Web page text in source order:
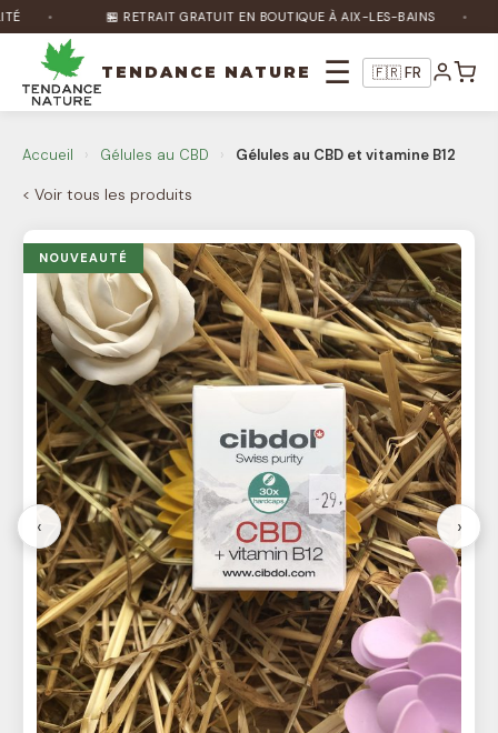
🏪 RETRAIT GRATUIT EN BOUTIQUE À AIX-LES-BAINS
TENDANCE NATURE ☰ 🇫🇷 FR
Accueil › Gélules au CBD › Gélules au CBD et vitamine B12
< Voir tous les produits
NOUVEAUTÉ
‹ ›
🌿 En ligne
puis-je vous aider ?